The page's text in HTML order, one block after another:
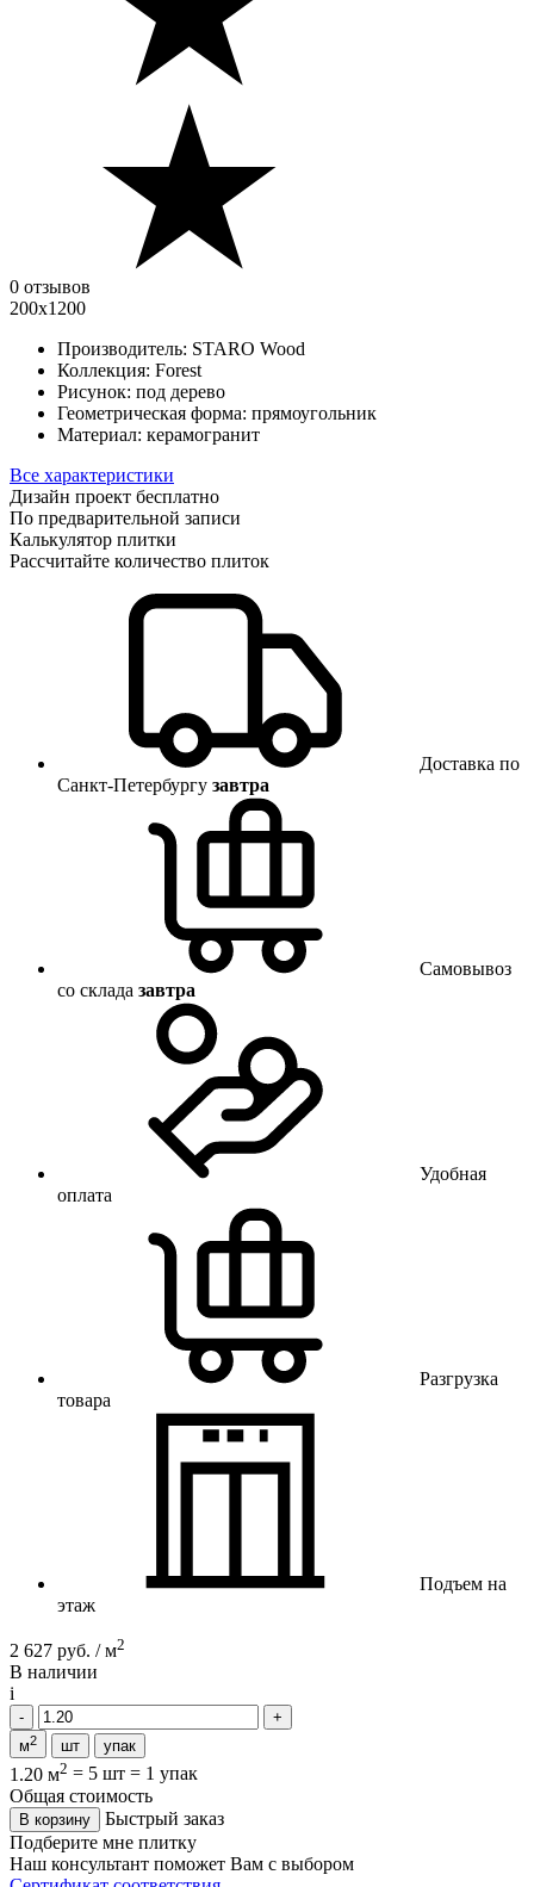
0 отзывов
200x1200
Производитель: STARO Wood
Коллекция: Forest
Рисунок: под дерево
Геометрическая форма: прямоугольник
Материал: керамогранит
Все характеристики
Дизайн проект бесплатно
По предварительной записи
Калькулятор плитки
Рассчитайте количество плиток
Доставка по
Санкт-Петербургу завтра
Самовывоз
со склада завтра
Удобная
оплата
Разгрузка
товара
Подъем на
этаж
2 627 руб. / м2
В наличии
i
м2 шт упак
1.20 м2 = 5 шт = 1 упак
Общая стоимость
В корзину
Быстрый заказ
Подберите мне плитку
Наш консультант поможет Вам с выбором